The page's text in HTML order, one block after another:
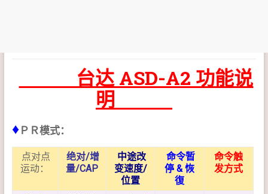
台达 ASD-A2 功能说
明
♦ＰＲ模式：
点对点
运动：
绝对/增
量/CAP
中途改
变速度/
位置
命令暂
停 & 恢
復
命令触
发方式